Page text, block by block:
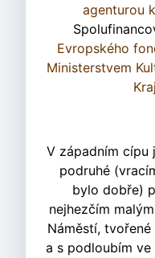
agenturou
Evropského
Ministerstvem
V západním cípu
podruhé
bylo dobře)
nejhezčím
Náměstí,
a s podloubím